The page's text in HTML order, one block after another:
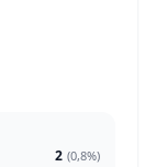
2 (0,8%)